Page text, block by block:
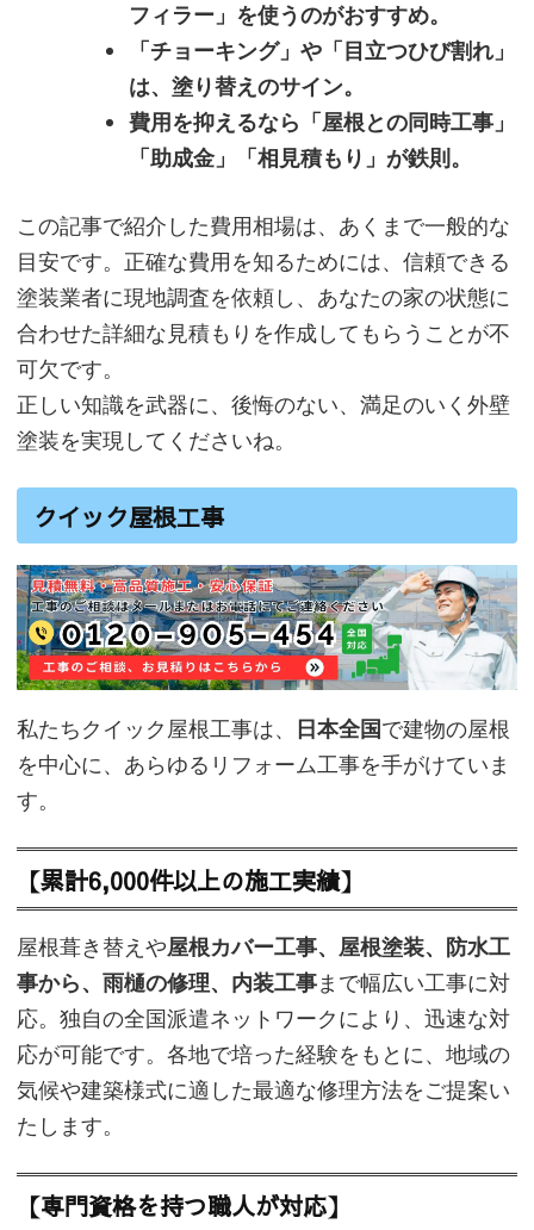
フィラー」を使うのがおすすめ。
「チョーキング」や「目立つひび割れ」
は、塗り替えのサイン。
費用を抑えるなら「屋根との同時工事」
「助成金」「相見積もり」が鉄則。
この記事で紹介した費用相場は、あくまで一般的な
目安です。正確な費用を知るためには、信頼できる
塗装業者に現地調査を依頼し、あなたの家の状態に
合わせた詳細な見積もりを作成してもらうことが不
可欠です。
正しい知識を武器に、後悔のない、満足のいく外壁
塗装を実現してくださいね。
クイック屋根工事
私たちクイック屋根工事は、 日本全国で建物の屋根
を中心に、あらゆるリフォーム工事を手がけていま
す。
【累計6,000件以上の施工実績】
屋根葺き替えや屋根カバー工事、屋根塗装、防水工
事から、雨樋の修理、内装工事まで幅広い工事に対
応。独自の全国派遣ネットワークにより、迅速な対
応が可能です。各地で培った経験をもとに、地域の
気候や建築様式に適した最適な修理方法をご提案い
たします。
【専門資格を持つ職人が対応】